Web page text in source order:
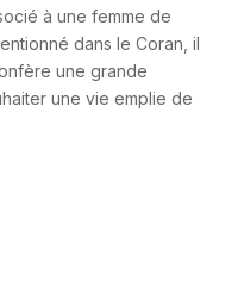
à une femme de
dans le Coran, il
une grande
une vie emplie de